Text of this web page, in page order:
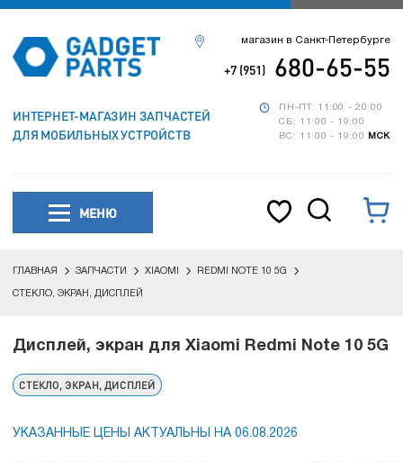
ИНТЕРНЕТ-МАГАЗИН ЗАПЧАСТЕЙ
ДЛЯ МОБИЛЬНЫХ УСТРОЙСТВ
ПН-ПТ: 11:00 - 20:00
СБ: 11:00 - 19:00
ВС: 11:00 - 19:00
МСК
магазин в Санкт-Петербурге
+7 (951) 680-65-55
МЕНЮ
ГЛАВНАЯ ЗАПЧАСТИ XIAOMI REDMI NOTE 10 5G
СТЕКЛО, ЭКРАН, ДИСПЛЕЙ
Дисплей, экран для Xiaomi Redmi Note 10 5G
СТЕКЛО, ЭКРАН, ДИСПЛЕЙ
УКАЗАННЫЕ ЦЕНЫ АКТУАЛЬНЫ НА 06.08.2026